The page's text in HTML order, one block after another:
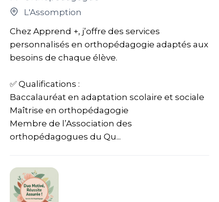
L'Assomption
Chez Apprend +, j’offre des services
personnalisés en orthopédagogie adaptés aux
besoins de chaque élève.
✅ Qualifications :
Baccalauréat en adaptation scolaire et sociale
Maîtrise en orthopédagogie
Membre de l’Association des
orthopédagogues du Qu...